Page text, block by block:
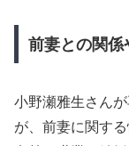
前妻との関係
小野瀬雅生さん
が、前妻に関す